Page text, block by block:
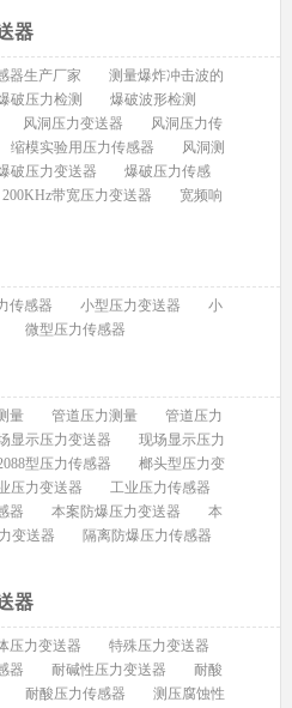
器
器生产厂家
测量爆炸冲击波的
破压力检测
爆破波形检测
风洞压力变送器
风洞压力传
缩模实验用压力传感器
风洞测
破压力变送器
爆破压力传感
200KHz带宽压力变送器
宽频响
传感器 小型压力变送器
小
微型压力传感器
量 管道压力测量
管道压力
显示压力变送器
现场显示压力
型压力传感器
榔头型压力变
压力变送器
工业压力传感器
器 本案防爆压力变送器
本
变送器
隔离防爆压力传感器
器
压力变送器
特殊压力变送器
器 耐碱性压力变送器
耐酸
耐酸压力传感器
测压腐蚀性